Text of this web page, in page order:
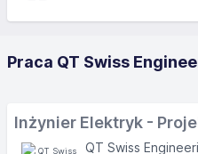
Praca QT Swiss
Inżynier Elektryk -
QT Swiss